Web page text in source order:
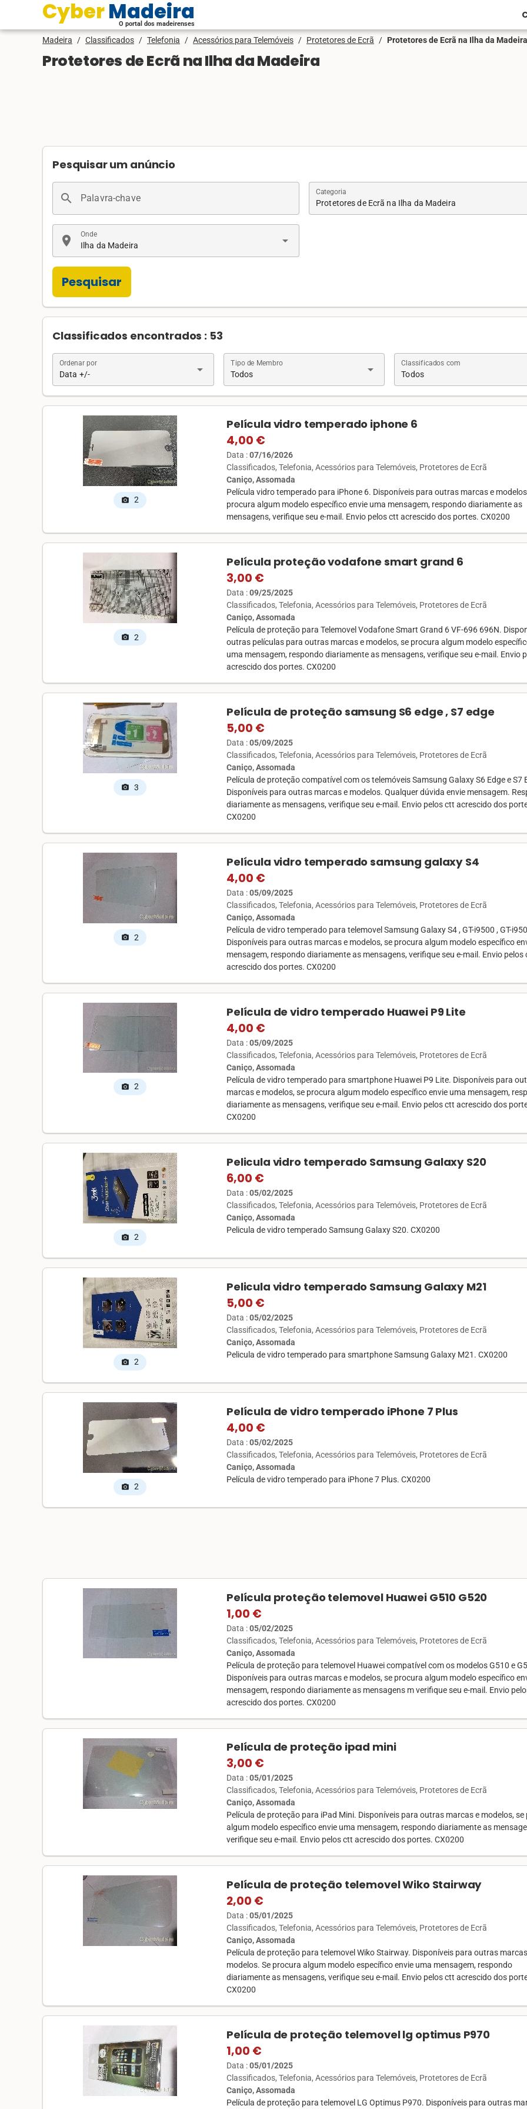
Cyber Madeira
O portal dos madeirenses
Madeira / Classificados / Telefonia / Acessórios para Telemóveis / Protetores de Ecrã / Protetores de Ecrã na Ilha da Madeira
Protetores de Ecrã na Ilha da Madeira
Pesquisar um anúncio
search Palavra-chave Protetores de Ecrã na Ilha da Madeira
Categoria
location_on Ilha da Madeira
Onde arrow_drop_down
Pesquisar
Classificados encontrados : 53
Data +/-
Ordenar por arrow_drop_down Todos
Tipo de Membro arrow_drop_down Todos
Classificados com
photo_camera 2
Película vidro temperado iphone 6
4,00 €
Data :07/16/2026
Classificados Telefonia Acessórios para Telemóveis Protetores de Ecrã
Caniço, Assomada
Película vidro temperado para iPhone 6. Disponíveis para outras marcas e
procura algum modelo específico envie uma mensagem, respondo diariamente as
mensagens, verifique seu e-mail. Envio pelos ctt acrescido dos portes. CX0200
photo_camera 2
Película proteção vodafone smart grand 6
3,00 €
Data :09/25/2025
Classificados Telefonia Acessórios para Telemóveis Protetores de Ecrã
Caniço, Assomada
Película de proteção para Telemovel Vodafone Smart Grand 6 VF-696 696N.
outras películas para outras marcas e modelos, se procura algum modelo
uma mensagem, respondo diariamente as mensagens, verifique seu e-mail. Envio
acrescido dos portes. CX0200
photo_camera 3
Película de proteção samsung S6 edge , S7 edge
5,00 €
Data :05/09/2025
Classificados Telefonia Acessórios para Telemóveis Protetores de Ecrã
Caniço, Assomada
Película de proteção compatível com os telemóveis Samsung Galaxy S6 Edge e S7
Disponíveis para outras marcas e modelos. Qualquer dúvida envie mensagem.
diariamente as mensagens, verifique seu e-mail. Envio pelos ctt acrescido dos
CX0200
photo_camera 2
Película vidro temperado samsung galaxy S4
4,00 €
Data :05/09/2025
Classificados Telefonia Acessórios para Telemóveis Protetores de Ecrã
Caniço, Assomada
Película de vidro temperado para telemovel Samsung Galaxy S4 , GT-i9500 , GT-
Disponíveis para outras marcas e modelos, se procura algum modelo específico
mensagem, respondo diariamente as mensagens, verifique seu e-mail. Envio pelos
acrescido dos portes. CX0200
photo_camera 2
Película de vidro temperado Huawei P9 Lite
4,00 €
Data :05/09/2025
Classificados Telefonia Acessórios para Telemóveis Protetores de Ecrã
Caniço, Assomada
Película de vidro temperado para smartphone Huawei P9 Lite. Disponíveis para
marcas e modelos, se procura algum modelo específico envie uma mensagem,
diariamente as mensagens, verifique seu e-mail. Envio pelos ctt acrescido dos
CX0200
photo_camera 2
Pelicula vidro temperado Samsung Galaxy S20
6,00 €
Data :05/02/2025
Classificados Telefonia Acessórios para Telemóveis Protetores de Ecrã
Caniço, Assomada
Pelicula de vidro temperado Samsung Galaxy S20. CX0200
photo_camera 2
Pelicula vidro temperado Samsung Galaxy M21
5,00 €
Data :05/02/2025
Classificados Telefonia Acessórios para Telemóveis Protetores de Ecrã
Caniço, Assomada
Pelicula de vidro temperado para smartphone Samsung Galaxy M21. CX0200
photo_camera 2
Película de vidro temperado iPhone 7 Plus
4,00 €
Data :05/02/2025
Classificados Telefonia Acessórios para Telemóveis Protetores de Ecrã
Caniço, Assomada
Película de vidro temperado para iPhone 7 Plus. CX0200
Película proteção telemovel Huawei G510 G520
1,00 €
Data :05/02/2025
Classificados Telefonia Acessórios para Telemóveis Protetores de Ecrã
Caniço, Assomada
Película de proteção para telemovel Huawei compatível com os modelos G510 e
Disponíveis para outras marcas e modelos, se procura algum modelo específico
mensagem, respondo diariamente as mensagens m verifique seu e-mail. Envio
acrescido dos portes. CX0200
Película de proteção ipad mini
3,00 €
Data :05/01/2025
Classificados Telefonia Acessórios para Telemóveis Protetores de Ecrã
Caniço, Assomada
Película de proteção para iPad Mini. Disponíveis para outras marcas e modelos, se
algum modelo específico envie uma mensagem, respondo diariamente as
verifique seu e-mail. Envio pelos ctt acrescido dos portes. CX0200
Película de proteção telemovel Wiko Stairway
2,00 €
Data :05/01/2025
Classificados Telefonia Acessórios para Telemóveis Protetores de Ecrã
Caniço, Assomada
Película de proteção para telemovel Wiko Stairway. Disponíveis para outras
modelos. Se procura algum modelo específico envie uma mensagem, respondo
diariamente as mensagens, verifique seu e-mail. Envio pelos ctt acrescido dos
CX0200
Película de proteção telemovel lg optimus P970
1,00 €
Data :05/01/2025
Classificados Telefonia Acessórios para Telemóveis Protetores de Ecrã
Caniço, Assomada
Película de proteção para telemovel LG Optimus P970. Disponíveis para outras